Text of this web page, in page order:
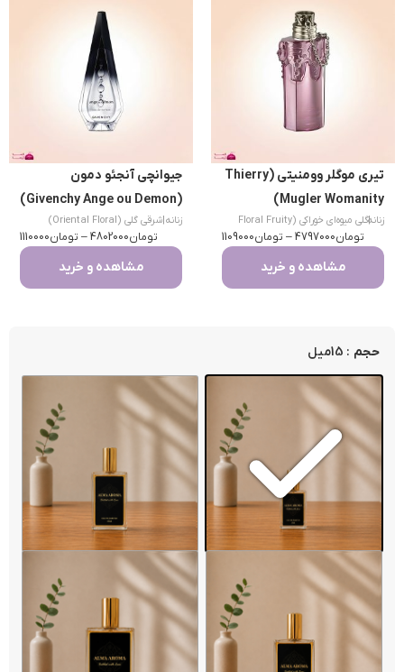
تیری موگلر وومنیتی (Thierry
Mugler Womanity)
زنانه
|
گلی میوه‌ای خوراکی (Floral Fruity
Gourmand)
تومان4797000
– تومان1109000
مشاهده و خرید
جیوانچی آنجئو دمون
(Givenchy Ange ou Demon)
زنانه|شرقی گلی (Oriental Floral)
تومان4802000
– تومان1110000
مشاهده و خرید
حجم : 15میل